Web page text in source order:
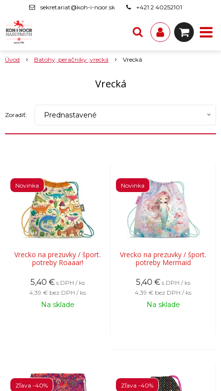
sekretariat@koh-i-noor.sk +421 2 40252101
Úvod Batohy, peračníky ,vrecká Vrecká
Vrecká
Zoradiť: Prednastavené
Vrecko na prezuvky / šport.
potreby Roaaar!
Novinka
5,40 € s DPH / ks
4,39 € bez DPH / ks
Na sklade
Vrecko na prezuvky / šport.
potreby Mermaid
Novinka
5,40 € s DPH / ks
4,39 € bez DPH / ks
Na sklade
Zľava -40% Zľava -40%